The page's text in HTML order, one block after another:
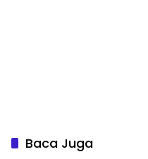
Baca Juga